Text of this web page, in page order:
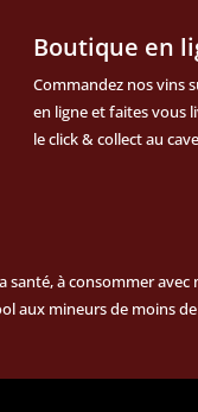
Boutique en
Commandez nos vins
en ligneet faites vous
le click & collect au
santé, à consommer
aux mineurs de moins